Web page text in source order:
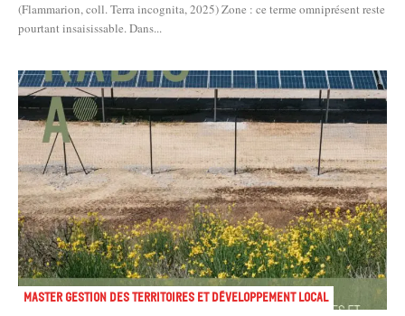
(Flammarion, coll. Terra incognita, 2025) Zone : ce terme omniprésent reste
pourtant insaisissable. Dans...
Master Gestion des territoires et développement local